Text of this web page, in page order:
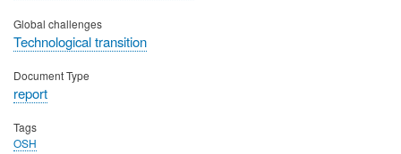
Global challenges
Technological transition
Document Type
report
Tags
OSH